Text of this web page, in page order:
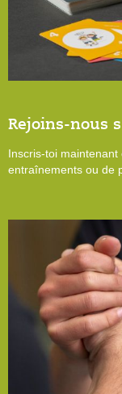
Rejoins-nous
Inscris-toi
entraînements ou de